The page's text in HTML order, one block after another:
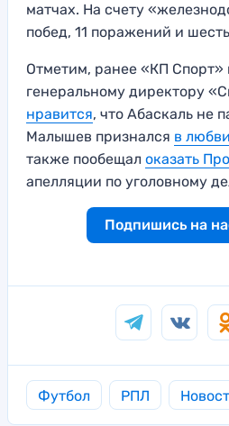
матчах. На счету
побед, 11 поражений и
Отметим, ранее «КП Спорт»
генеральному директору
нравится, что Абаскаль не
Малышев признался в
также пообещал оказать
апелляции по уголовному
Подпишись на
Футбол РПЛ